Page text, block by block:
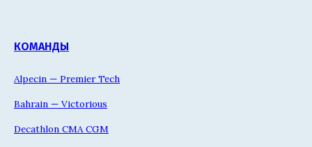
КОМАНДЫ
Alpecin — Premier Tech
Bahrain — Victorious
Decathlon CMA CGM